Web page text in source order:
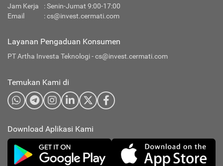
Jam Kerja
: Senin-Jumat 9:00-17:00
Email
:cs@invest.cermati.com
Layanan Pengaduan Konsumen
PT Artha Investa Teknologi -cs@invest.cermati.com
Temukan Kami di
Download Aplikasi Kami